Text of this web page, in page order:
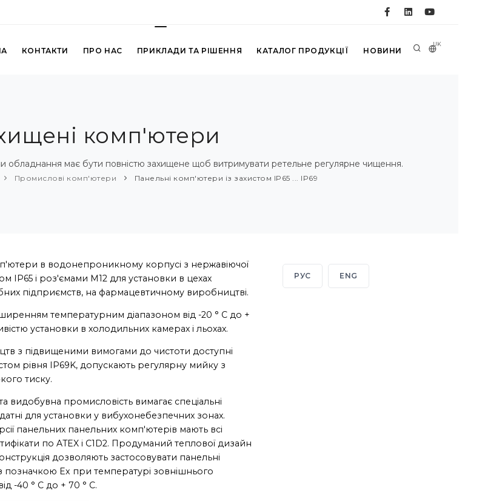
UK
КОНТАКТИ ПРО НАС ПРИКЛАДИ ТА РІШЕННЯ КАТАЛОГ ПРОДУКЦІЇ НОВИНИ
комп'ютери
обладнання має бути повністю захищене щоб витримувати ретельне регулярне чищення.
Промислові комп'ютери Панельні комп'ютери із захистом IP65 ... IP69
в водонепроникному корпусі з нержавіючої
IP65 і роз'ємами M12 для установки в цехах
підприємств, на фармацевтичному виробництві.
температурним діапазоном від -20 ° C до +
установки в холодильних камерах і льохах.
з підвищеними вимогами до чистоти доступні
рівня IP69K, допускають регулярну мийку з
тиску.
видобувна промисловість вимагає спеціальні
для установки у вибухонебезпечних зонах.
панельних панельних комп'ютерів мають всі
по ATEX і C1D2. Продуманий теплової дизайн
дозволяють застосовувати панельні
позначкою Ex при температурі зовнішнього
-40 ° C до + 70 ° C.
РУС ENG